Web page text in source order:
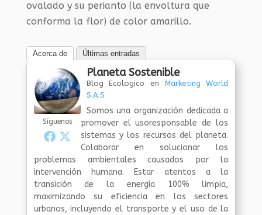
ovalado y su perianto (la envoltura que
conforma la flor) de color amarillo.
Acerca de Últimas entradas
Síguenos
Planeta Sostenible
Blog Ecologico en Marketing World
S.A.S
Somos una organización dedicada a
promover el usoresponsable de los
sistemas y los recursos del planeta.
Colaborar en solucionar los
problemas ambientales causados por la
intervención humana. Estar atentos a la
transición de la energía 100% limpia,
maximizando su eficiencia en los sectores
urbanos, incluyendo el transporte y el uso de la